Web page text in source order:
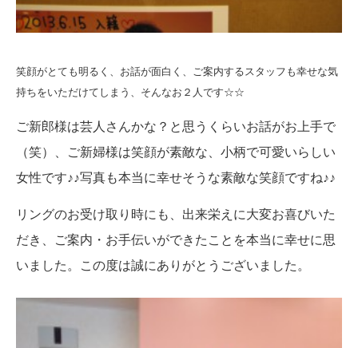
笑顔がとても明るく、お話が面白く、ご案内するスタッフも幸せな気
持ちをいただけてしまう、そんなお２人です☆☆
ご新郎様は芸人さんかな？と思うくらいお話がお上手で
（笑）、
ご新婦様は笑顔が素敵な、小柄で可愛いらしい
女性です♪♪写真も本当に幸せそうな素敵な笑顔ですね♪♪
リングのお受け取り時にも、出来栄えに大変お喜びいた
だき、ご案内・お手伝いができたことを本当に幸せに思
いました。
この度は誠にありがとうございました。